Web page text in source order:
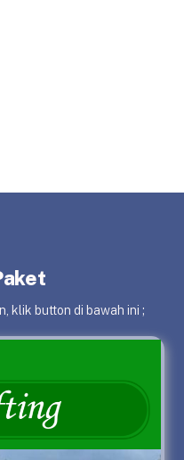
klik button di bawah ini ;